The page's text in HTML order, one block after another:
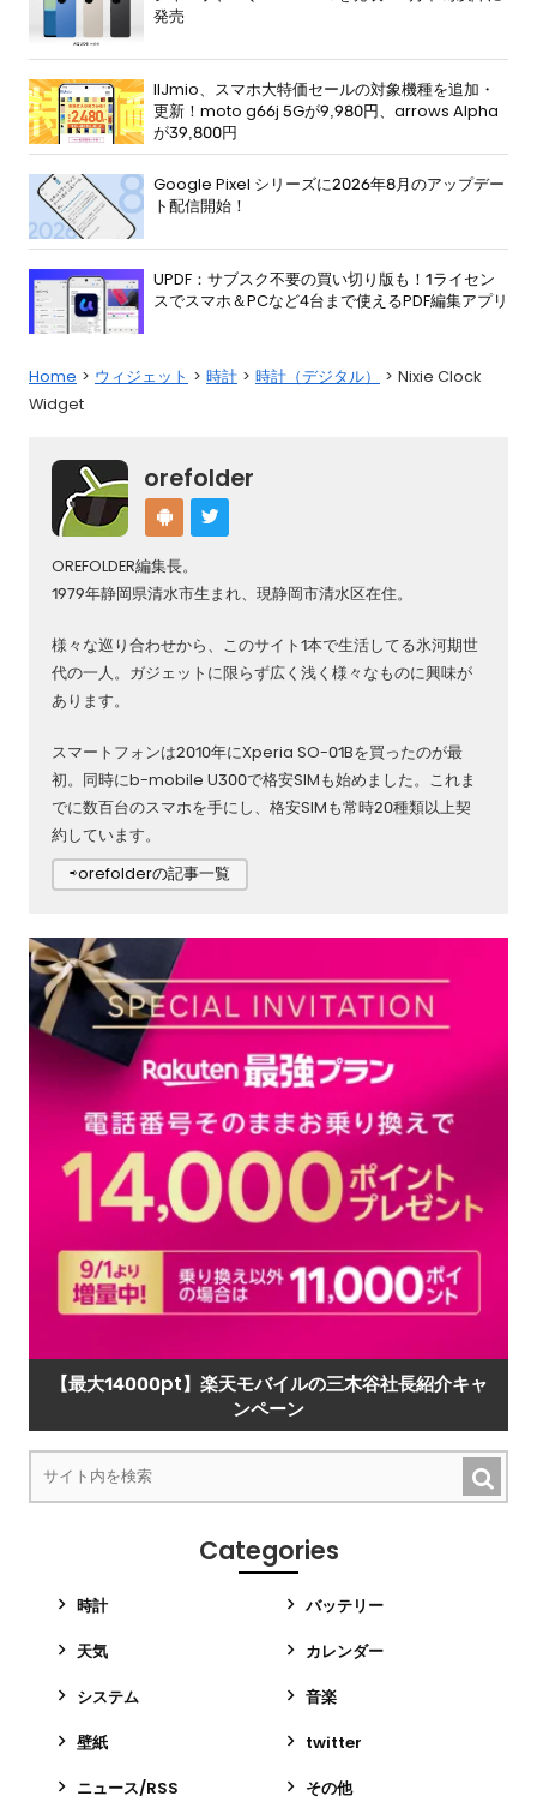
発売
IIJmio、スマホ大特価セールの対象機種を追加・
更新！moto g66j 5Gが9,980円、arrows Alpha
が39,800円
Google Pixel シリーズに2026年8月のアップデー
ト配信開始！
UPDF：サブスク不要の買い切り版も！1ライセン
スでスマホ＆PCなど4台まで使えるPDF編集アプリ
Home ウィジェット 時計 時計（デジタル）
Nixie Clock
Widget
orefolder
OREFOLDER編集長。
1979年静岡県清水市生まれ、現静岡市清水区在住。
様々な巡り合わせから、このサイト1本で生活してる氷河期世
代の一人。ガジェットに限らず広く浅く様々なものに興味が
あります。
スマートフォンは2010年にXperia SO-01Bを買ったのが最
初。同時にb-mobile U300で格安SIMも始めました。これま
でに数百台のスマホを手にし、格安SIMも常時20種類以上契
約しています。
⇨orefolderの記事一覧
【最大14000pt】楽天モバイルの三木谷社長紹介キャ
ンペーン
Categories
時計
バッテリー
天気
カレンダー
システム
音楽
壁紙
twitter
ニュース/RSS
その他